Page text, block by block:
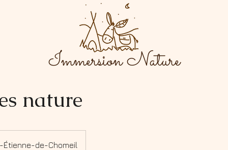
Immersion Nature
nature
Étienne-de-Chomeil